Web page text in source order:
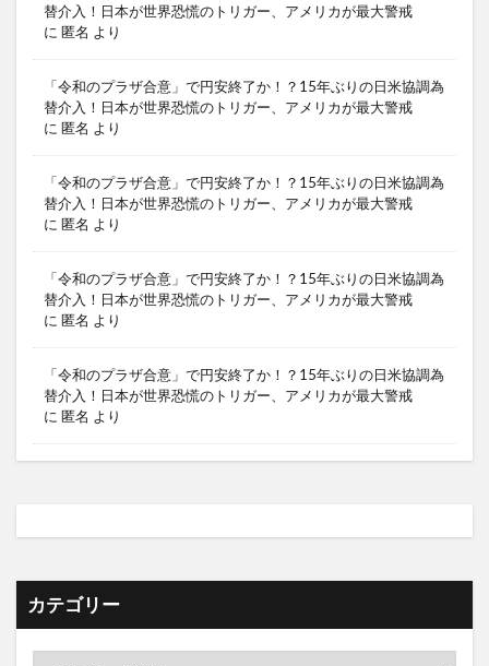
替介入！日本が世界恐慌のトリガー、アメリカが最大警戒
に 匿名 より
「令和のプラザ合意」で円安終了か！？15年ぶりの日米協調為
替介入！日本が世界恐慌のトリガー、アメリカが最大警戒
に 匿名 より
「令和のプラザ合意」で円安終了か！？15年ぶりの日米協調為
替介入！日本が世界恐慌のトリガー、アメリカが最大警戒
に 匿名 より
「令和のプラザ合意」で円安終了か！？15年ぶりの日米協調為
替介入！日本が世界恐慌のトリガー、アメリカが最大警戒
に 匿名 より
「令和のプラザ合意」で円安終了か！？15年ぶりの日米協調為
替介入！日本が世界恐慌のトリガー、アメリカが最大警戒
に 匿名 より
カテゴリー